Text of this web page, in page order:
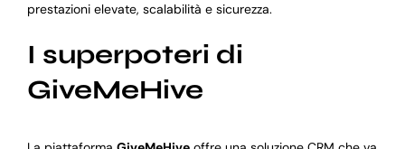
prestazioni elevate, scalabilità e sicurezza.
I superpoteri di
GiveMeHive